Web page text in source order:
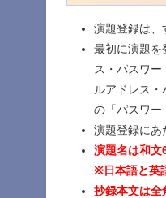
演題登録は、
最初に演題を
ス・パスワ
ルアドレス
の「パスワー
演題登録にあ
演題名は和
※日本語と英
抄録本文は